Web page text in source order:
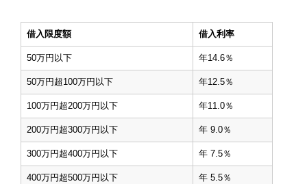
借入限度額 借入利率
50万円以下 年14.6％
50万円超100万円以下 年12.5％
100万円超200万円以下 年11.0％
200万円超300万円以下 年 9.0％
300万円超400万円以下 年 7.5％
400万円超500万円以下 年 5.5％